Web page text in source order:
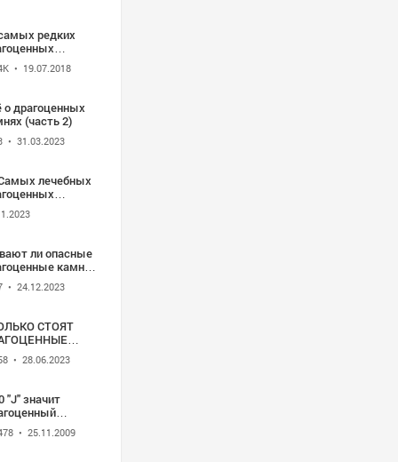
редких
в мире
• 19.07.2018
о драгоценных
(часть 2)
• 31.03.2023
лечебных
от Сила
ли опасные
камни
о
• 24.12.2023
СТОЯТ
1 ГО
• 28.06.2023
"J" значит
• 25.11.2009